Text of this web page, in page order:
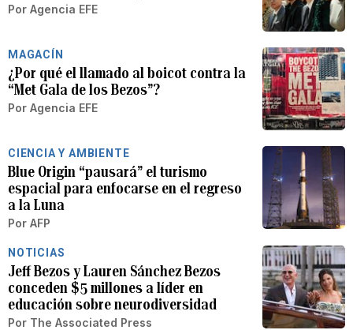
Por Agencia EFE
MAGACÍN
¿Por qué el llamado al boicot contra la
“Met Gala de los Bezos”?
Por Agencia EFE
CIENCIA Y AMBIENTE
Blue Origin “pausará” el turismo
espacial para enfocarse en el regreso
a la Luna
Por AFP
NOTICIAS
Jeff Bezos y Lauren Sánchez Bezos
conceden $5 millones a líder en
educación sobre neurodiversidad
Por The Associated Press